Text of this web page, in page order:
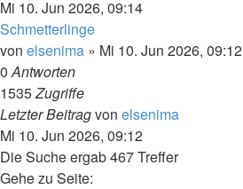
Mi 10. Jun 2026, 09:14
Schmetterlinge
von elsenima » Mi 10. Jun 2026, 09:12
0Antworten
1535Zugriffe
Letzter Beitragvon elsenima
Mi 10. Jun 2026, 09:12
Die Suche ergab 467 Treffer
Seite
Gehe zu Seite: